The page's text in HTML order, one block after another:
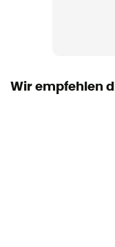
Wir empfehlen